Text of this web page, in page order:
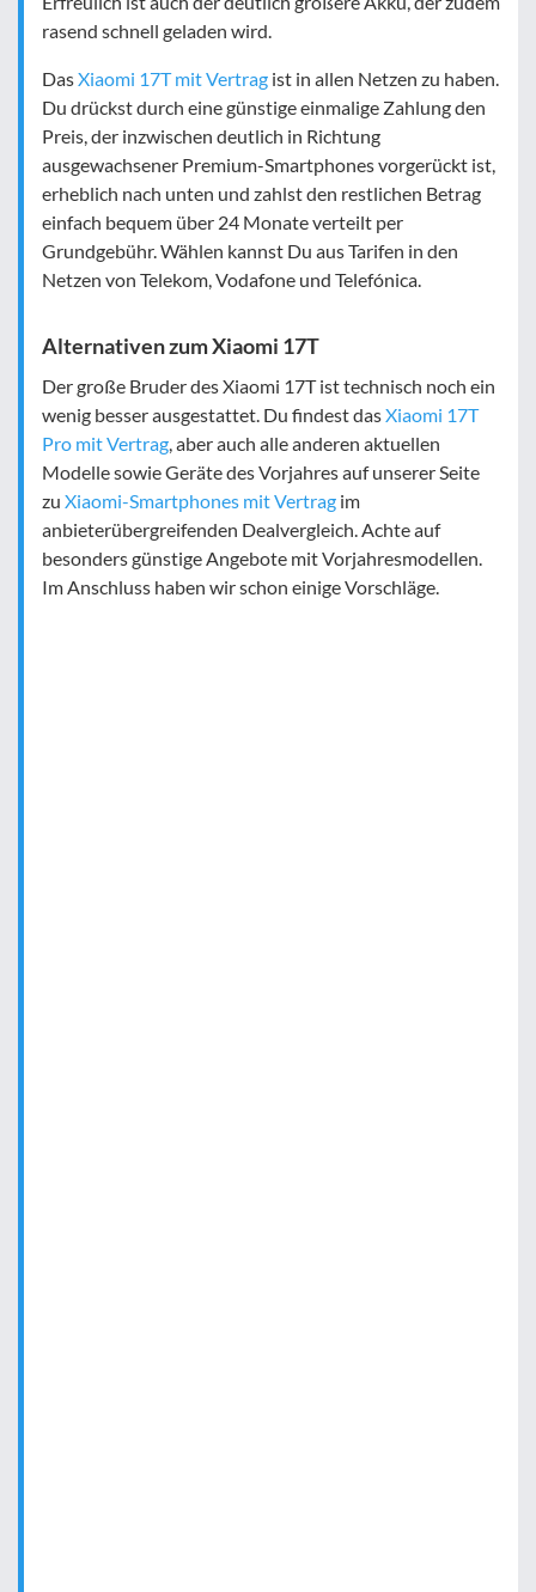
rasend schnell geladen wird.
DasXiaomi 17T mit Vertrag ist in allen Netzen zu haben.
Du drückst durch eine günstige einmalige Zahlung den
Preis, der inzwischen deutlich in Richtung
ausgewachsener Premium-Smartphones vorgerückt ist,
erheblich nach unten und zahlst den restlichen Betrag
einfach bequem über 24 Monate verteilt per
Grundgebühr. Wählen kannst Du aus Tarifen in den
Netzen von Telekom, Vodafone und Telefónica.
Alternativen zum Xiaomi 17T
Der große Bruder des Xiaomi 17T ist technisch noch ein
wenig besser ausgestattet. Du findest dasXiaomi 17T
Pro mit Vertrag, aber auch alle anderen aktuellen
Modelle sowie Geräte des Vorjahres auf unserer Seite
zu Xiaomi-Smartphones mit Vertrag im
anbieterübergreifenden Dealvergleich. Achte auf
besonders günstige Angebote mit Vorjahresmodellen.
Im Anschluss haben wir schon einige Vorschläge.